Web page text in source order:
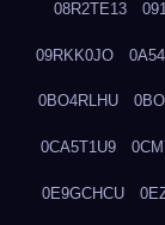
08R2TE13
09RKK0JO
0BO4RLHU
0CA5T1U9
0E9GCHCU